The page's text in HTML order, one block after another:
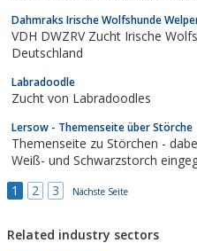
Dahmraks Irische Wolfshunde
VDH DWZRV Zucht Irische
Deutschland
Labradoodle
Zucht von Labradoodles
Lersow - Themenseite über Störche
Themenseite zu Störchen -
Weiß- und Schwarzstorch
1
2 3 Nächste Seite
Related industry sectors